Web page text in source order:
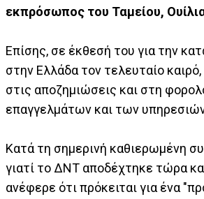
εκπρόσωπος του Ταμείου,
Επίσης, σε έκθεσή του για την
στην Ελλάδα τον τελευταίο
στις αποζημιώσεις και στη
επαγγελμάτων και των
Κατά τη σημερινή καθιερωμένη
γιατί το ΔΝΤ αποδέχτηκε τώρα
ανέφερε ότι πρόκειται για ένα